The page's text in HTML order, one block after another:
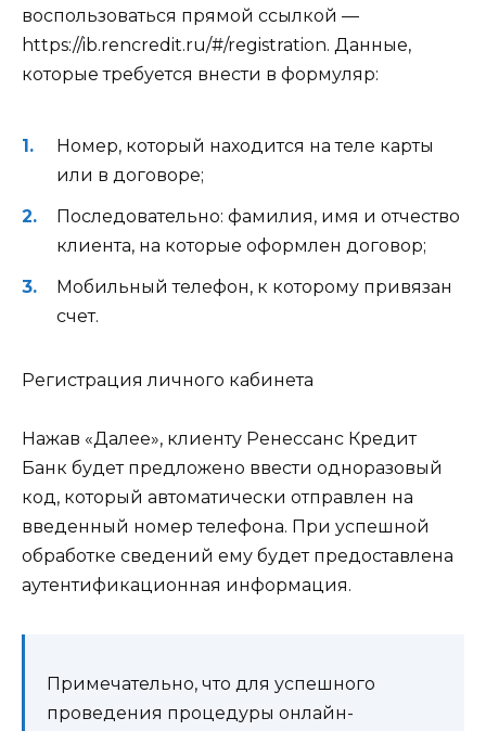
воспользоваться прямой ссылкой —
https://ib.rencredit.ru/#/registration. Данные,
которые требуется внести в формуляр:
Номер, который находится на теле карты
или в договоре;
Последовательно: фамилия, имя и отчество
клиента, на которые оформлен договор;
Мобильный телефон, к которому привязан
счет.
Регистрация личного кабинета
Нажав «Далее», клиенту Ренессанс Кредит
Банк будет предложено ввести одноразовый
код, который автоматически отправлен на
введенный номер телефона. При успешной
обработке сведений ему будет предоставлена
аутентификационная информация.
Примечательно, что для успешного
проведения процедуры онлайн-